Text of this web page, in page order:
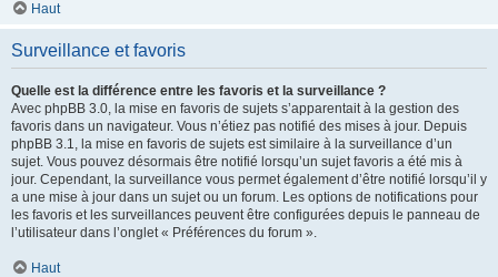
Haut
Surveillance et favoris
Quelle est la différence entre les favoris et la surveillance ?
Avec phpBB 3.0, la mise en favoris de sujets s’apparentait à la gestion des
favoris dans un navigateur. Vous n’étiez pas notifié des mises à jour. Depuis
phpBB 3.1, la mise en favoris de sujets est similaire à la surveillance d’un
sujet. Vous pouvez désormais être notifié lorsqu’un sujet favoris a été mis à
jour. Cependant, la surveillance vous permet également d’être notifié lorsqu’il y
a une mise à jour dans un sujet ou un forum. Les options de notifications pour
les favoris et les surveillances peuvent être configurées depuis le panneau de
l’utilisateur dans l’onglet « Préférences du forum ».
Haut